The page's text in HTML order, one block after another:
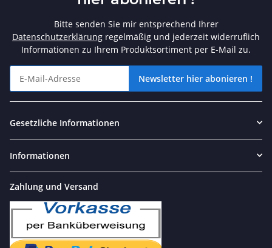
Bitte senden Sie mir entsprechend Ihrer
Datenschutzerklärung regelmäßig und jederzeit widerruflich
Informationen zu Ihrem Produktsortiment per E-Mail zu.
Newsletter hier abonieren !
Gesetzliche Informationen
Informationen
Zahlung und Versand